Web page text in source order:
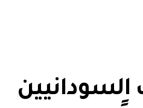
السودانيين